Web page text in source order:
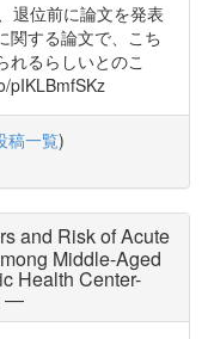
退位前に論文を発表
関する論文で、こち
れるらしいとのこ
pIKLBmfSKz
稿一覧)
and Risk of Acute
Middle-Aged
Health Center-
―